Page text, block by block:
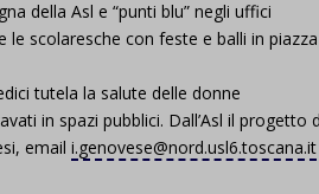
della Asl e “punti blu” negli uffici
scolaresche con feste e balli in
tutela la salute delle donne
in spazi pubblici. Dall’Asl il
emaili.genovese@nord.usl6.toscana.it